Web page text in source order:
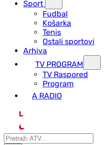
Sport
Fudbal
Košarka
Tenis
Ostali sportovi
Arhiva
TV PROGRAM
ТV Raspored
Program
A RADIO
L